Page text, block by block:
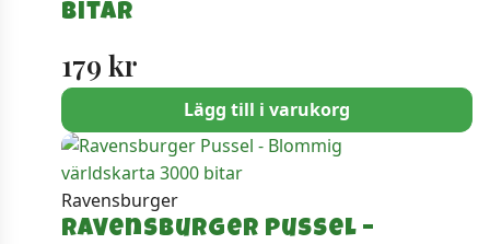
bitar
179 kr
Lägg till i varukorg
Ravensburger
Ravensburger Pussel –